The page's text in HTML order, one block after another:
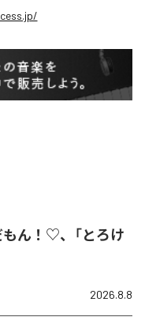
ん！♡、「とろけ
2026.8.8